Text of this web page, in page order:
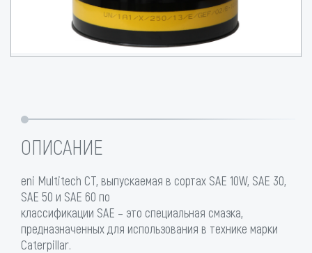
ОПИСАНИЕ
eni Multitech CT, выпускаемая в сортах SAE 10W, SAE 30,
SAE 50 и SAE 60 по
классификации SAE – это специальная смазка,
предназначенных для использования в технике марки
Caterpillar.